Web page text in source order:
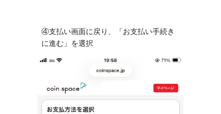
④支払い画面に戻り、「お支払い手続き
に進む」を選択